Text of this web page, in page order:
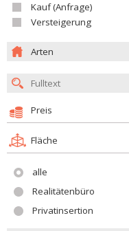
Kauf (Anfrage)
Versteigerung
Arten
Preis
Fläche
alle
Realitätenbüro
Privatinsertion